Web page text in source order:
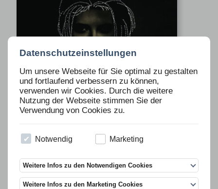
Datenschutzeinstellungen
Um unsere Webseite für Sie optimal zu gestalten
und fortlaufend verbessern zu können,
verwenden wir Cookies. Durch die weitere
Nutzung der Webseite stimmen Sie der
Verwendung von Cookies zu.
Notwendig Marketing
Weitere Infos zu den Notwendigen Cookies
Weitere Infos zu den Marketing Cookies
VERGRIFFEN
für Ausgabe 75